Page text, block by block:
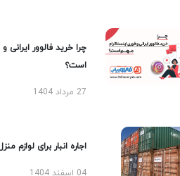
چرا خرید فالوور ایرانی و
است؟
27 مرداد 1404
اجاره انبار برای لوازم
04 اسفند 1404